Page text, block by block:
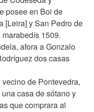
posee en Boi de
[Leira] y San Pedro de
1509.
afora a Gonzalo
dos casas
de Pontevedra,
casa de sótano y
que comprara al